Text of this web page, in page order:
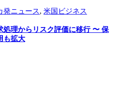
発ニュース, 米国ビジネス
処理からリスク評価に移行 〜 保
も拡大